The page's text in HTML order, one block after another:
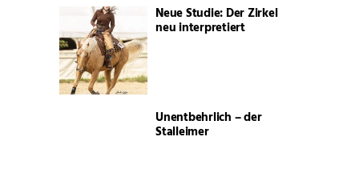
Neue Studie: Der Zirkel
neu interpretiert
Unentbehrlich – der
Stalleimer